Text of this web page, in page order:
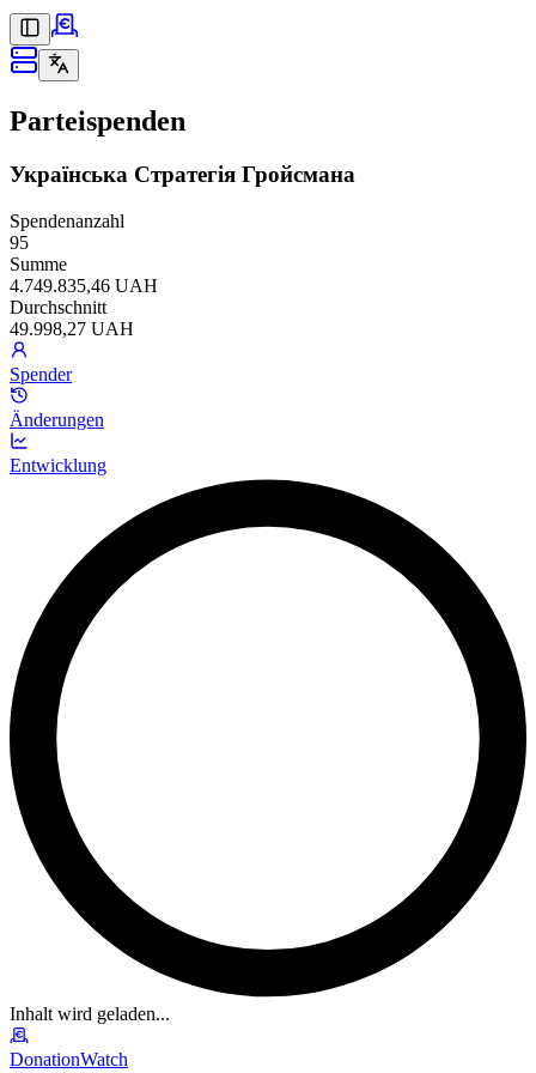
Parteispenden
Українська Стратегія Гройсмана
Spendenanzahl
95
Summe
4.749.835,46 UAH
Durchschnitt
49.998,27 UAH
Spender
Änderungen
Entwicklung
Inhalt wird geladen...
DonationWatch